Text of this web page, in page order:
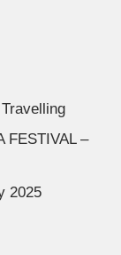
FESTIVAL –
2025